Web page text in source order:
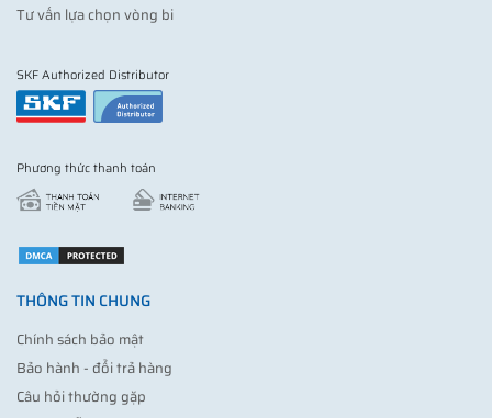
Tư vấn lựa chọn vòng bi
SKF Authorized Distributor
Phương thức thanh toán
THÔNG TIN CHUNG
Chính sách bảo mật
Bảo hành - đổi trả hàng
Câu hỏi thường gặp